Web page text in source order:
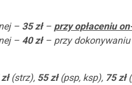
– 35 zł– przy opłaceniu
– 40 zł– przy dokonywaniu
(strz), 55 zł(psp, ksp), 75 zł